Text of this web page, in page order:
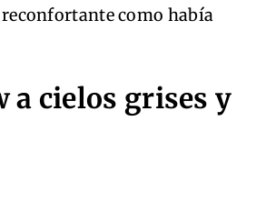
como había
a cielos grises y